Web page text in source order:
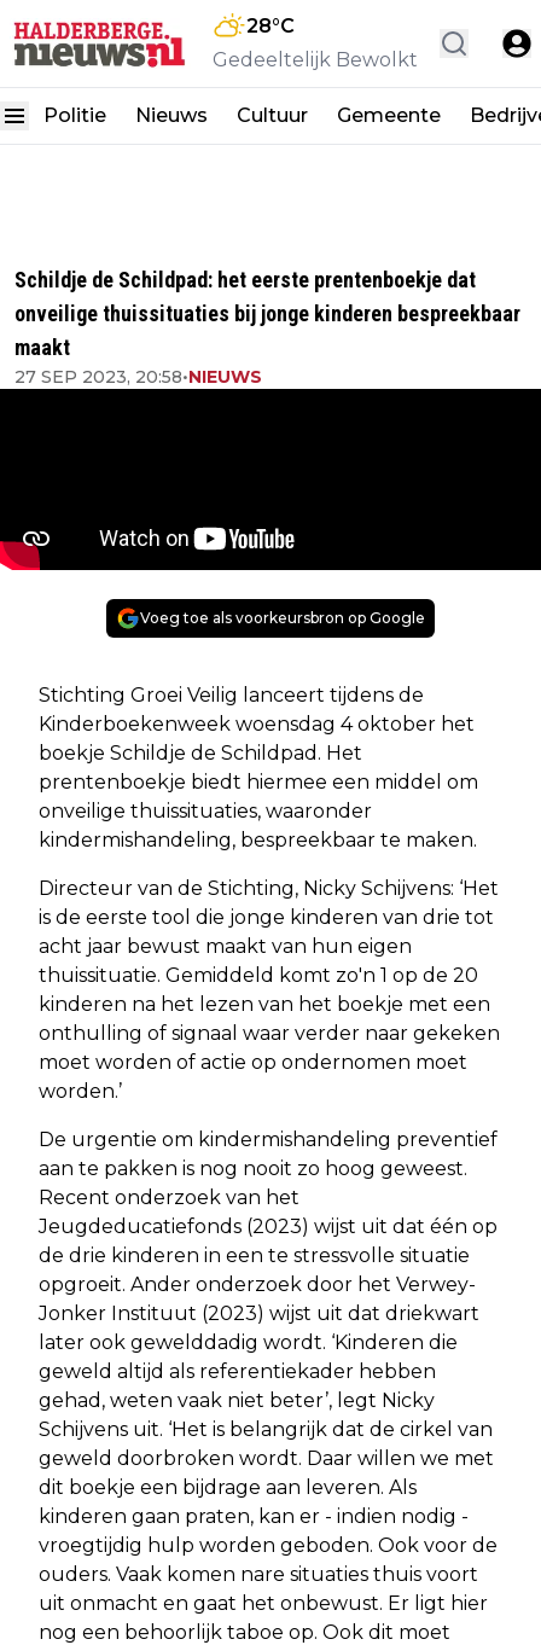
28°C
Gedeeltelijk Bewolkt
Politie Nieuws Cultuur Gemeente
Schildje de Schildpad: het eerste prentenboekje dat
onveilige thuissituaties bij jonge kinderen bespreekbaar
maakt
27 SEP 2023, 20:58•NIEUWS
Voeg toe als voorkeursbron op Google
Stichting Groei Veilig lanceert tijdens de
Kinderboekenweek woensdag 4 oktober het
boekje Schildje de Schildpad. Het
prentenboekje biedt hiermee een middel om
onveilige thuissituaties, waaronder
kindermishandeling, bespreekbaar te maken.
Directeur van de Stichting, Nicky Schijvens: ‘Het
is de eerste tool die jonge kinderen van drie tot
acht jaar bewust maakt van hun eigen
thuissituatie. Gemiddeld komt zo'n 1 op de 20
kinderen na het lezen van het boekje met een
onthulling of signaal waar verder naar gekeken
moet worden of actie op ondernomen moet
worden.’
De urgentie om kindermishandeling preventief
aan te pakken is nog nooit zo hoog geweest.
Recent onderzoek van het
Jeugdeducatiefonds (2023) wijst uit dat één op
de drie kinderen in een te stressvolle situatie
opgroeit. Ander onderzoek door het Verwey-
Jonker Instituut (2023) wijst uit dat driekwart
later ook gewelddadig wordt. ‘Kinderen die
geweld altijd als referentiekader hebben
gehad, weten vaak niet beter’, legt Nicky
Schijvens uit. ‘Het is belangrijk dat de cirkel van
geweld doorbroken wordt. Daar willen we met
dit boekje een bijdrage aan leveren. Als
kinderen gaan praten, kan er - indien nodig -
vroegtijdig hulp worden geboden. Ook voor de
ouders. Vaak komen nare situaties thuis voort
uit onmacht en gaat het onbewust. Er ligt hier
nog een behoorlijk taboe op. Ook dit moet